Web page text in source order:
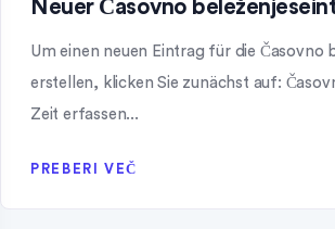
Neuer Časovno
Um einen neuen Eintrag für die Časovno
erstellen, klicken Sie zunächst auf:
Zeit erfassen...
PREBERI VEČ